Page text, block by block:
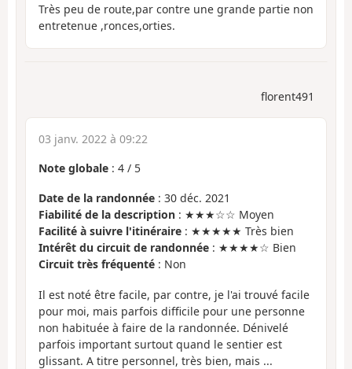
Très peu de route,par contre une grande partie non
entretenue ,ronces,orties.
florent491
03 janv. 2022 à 09:22
Note globale : 4 / 5
Date de la randonnée : 30 déc. 2021
Fiabilité de la description : ★★★☆☆ Moyen
Facilité à suivre l'itinéraire : ★★★★★ Très bien
Intérêt du circuit de randonnée : ★★★★☆ Bien
Circuit très fréquenté : Non
Il est noté être facile, par contre, je l'ai trouvé facile
pour moi, mais parfois difficile pour une personne
non habituée à faire de la randonnée. Dénivelé
parfois important surtout quand le sentier est
glissant. A titre personnel, très bien, mais ...